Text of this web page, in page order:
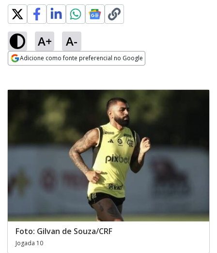
A+ A-
Adicione como fonte preferencial no Google
Foto: Gilvan de Souza/CRF
Jogada 10